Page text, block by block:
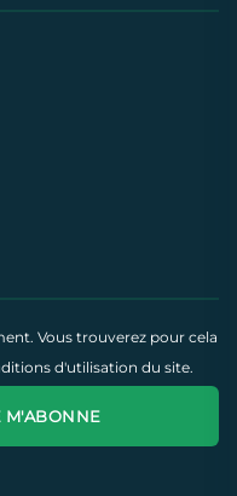
Vous trouverez pour cela
d'utilisation du site.
M'ABONNE